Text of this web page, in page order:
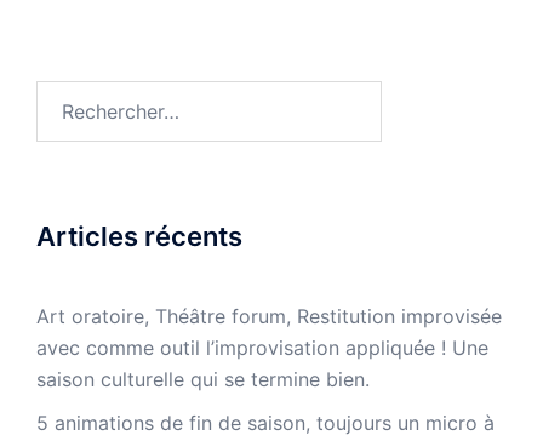
Articles récents
Art oratoire, Théâtre forum, Restitution improvisée
avec comme outil l’improvisation appliquée ! Une
saison culturelle qui se termine bien.
5 animations de fin de saison, toujours un micro à